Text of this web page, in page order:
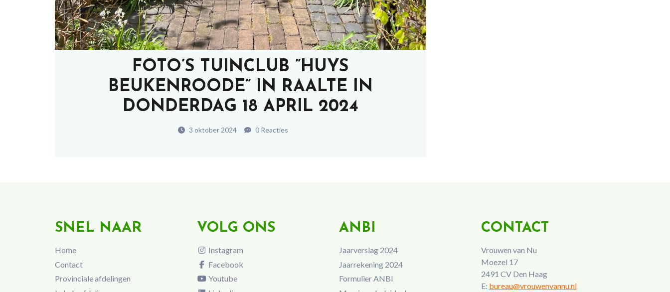
FOTO’S TUINCLUB ”HUYS
BEUKENROODE” IN RAALTE IN
DONDERDAG 18 APRIL 2024
3 oktober 2024 0 Reacties
SNEL NAAR
Home
Contact
Provinciale afdelingen
VOLG ONS
Instagram
Facebook
Youtube
ANBI
Jaarverslag 2024
Jaarrekening 2024
Formulier ANBI
CONTACT
Vrouwen van Nu
Moezel 17
2491 CV Den Haag
E: bureau@vrouwenvannu.nl